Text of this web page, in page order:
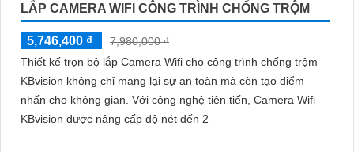
LẮP CAMERA WIFI CÔNG TRÌNH CHỐNG TRỘM
5,746,400 ₫
7,980,000 ₫
Thiết kế trọn bộ lắp Camera Wifi cho công trình chống trộm
KBvision không chỉ mang lại sự an toàn mà còn tạo điểm
nhấn cho không gian. Với công nghệ tiên tiến, Camera Wifi
KBvision được nâng cấp độ nét đến 2